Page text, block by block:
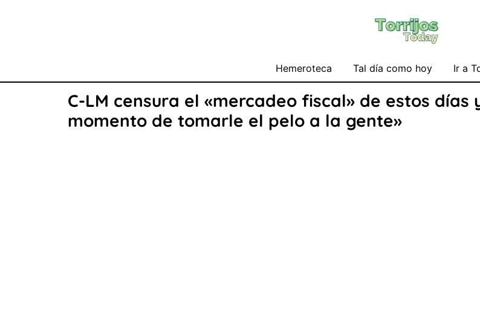
Hemeroteca Tal día como hoy Ir a
C-LM censura el «mercadeo fiscal» de estos días
momento de tomarle el pelo a la gente»